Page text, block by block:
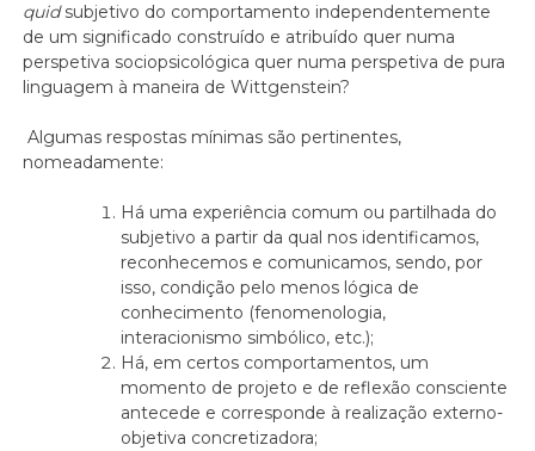
quidsubjetivo do comportamento independentemente
de um significado construído e atribuído quer numa
perspetiva sociopsicológica quer numa perspetiva de pura
linguagem à maneira de Wittgenstein?
Algumas respostas mínimas são pertinentes,
nomeadamente:
Há uma experiência comum ou partilhada do
subjetivo a partir da qual nos identificamos,
reconhecemos e comunicamos, sendo, por
isso, condição pelo menos lógica de
conhecimento (fenomenologia,
interacionismo simbólico, etc.);
Há, em certos comportamentos, um
momento de projeto e de reflexão consciente
antecede e corresponde à realização externo-
objetiva concretizadora;